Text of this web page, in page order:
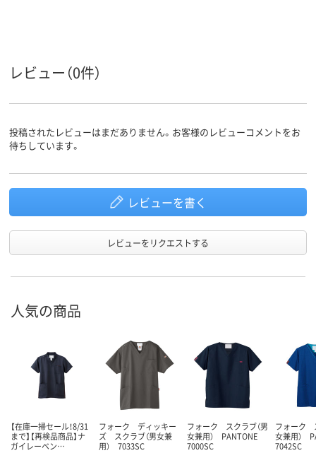
レビュー（0件）
投稿されたレビューはまだありません。お客様のレビューコメントをお
待ちしています。
レビューを書く
レビューをリクエストする
人気の商品
【在庫一掃セール！8/31
まで】【再検品商品】ナ
ガイレーベン…
フォーク ディッキー
ズ スクラブ（男女兼
用） 7033SC
フォーク スクラブ（男
女兼用） PANTONE
7000SC
フォーク
女兼用）
7042SC